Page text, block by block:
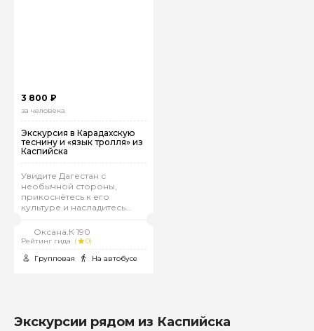
3 800 ₽
за человека
Экскурсия в Карадахскую
теснину и «язык тролля» из
Каспийска
Увидите Дагестан с
необычной стороны,
прикоснётесь к его
культуре и насладитесь
Оксана.К 190
Рейтинг гида (
0)
Групповая
На автобусе
Экскурсии рядом из Каспийска